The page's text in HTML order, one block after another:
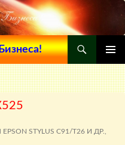
МЕНЮ
STYLUS C91/Т26 И ДР.,